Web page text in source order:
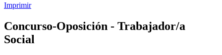
Imprimir
Concurso-Oposición - Trabajador/a
Social